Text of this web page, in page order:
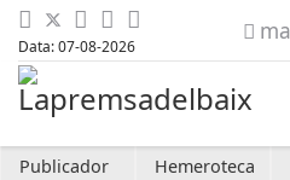
Data: 07-08-2026
Publicador Hemeroteca